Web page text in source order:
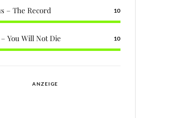
– The Record 10
You Will Not Die 10
ANZEIGE